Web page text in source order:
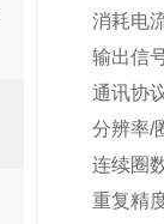
消耗电
输出信
通讯协
分辨率/
连续圈
重复精